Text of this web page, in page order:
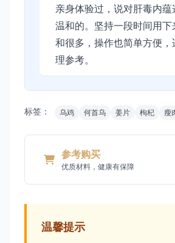
亲身体验过，说对肝毒内蕴
温和的。坚持一段时间用
和很多，操作也简单方便，
理参考。
标签： 乌鸡 何首乌 姜片 枸杞 瘦
参考购买
优质材料，健康有保障
温馨提示